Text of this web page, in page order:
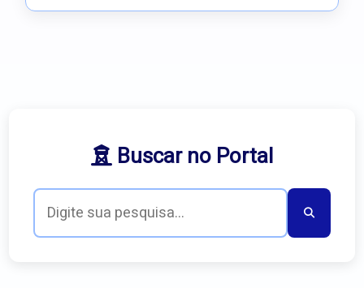
Buscar no Portal